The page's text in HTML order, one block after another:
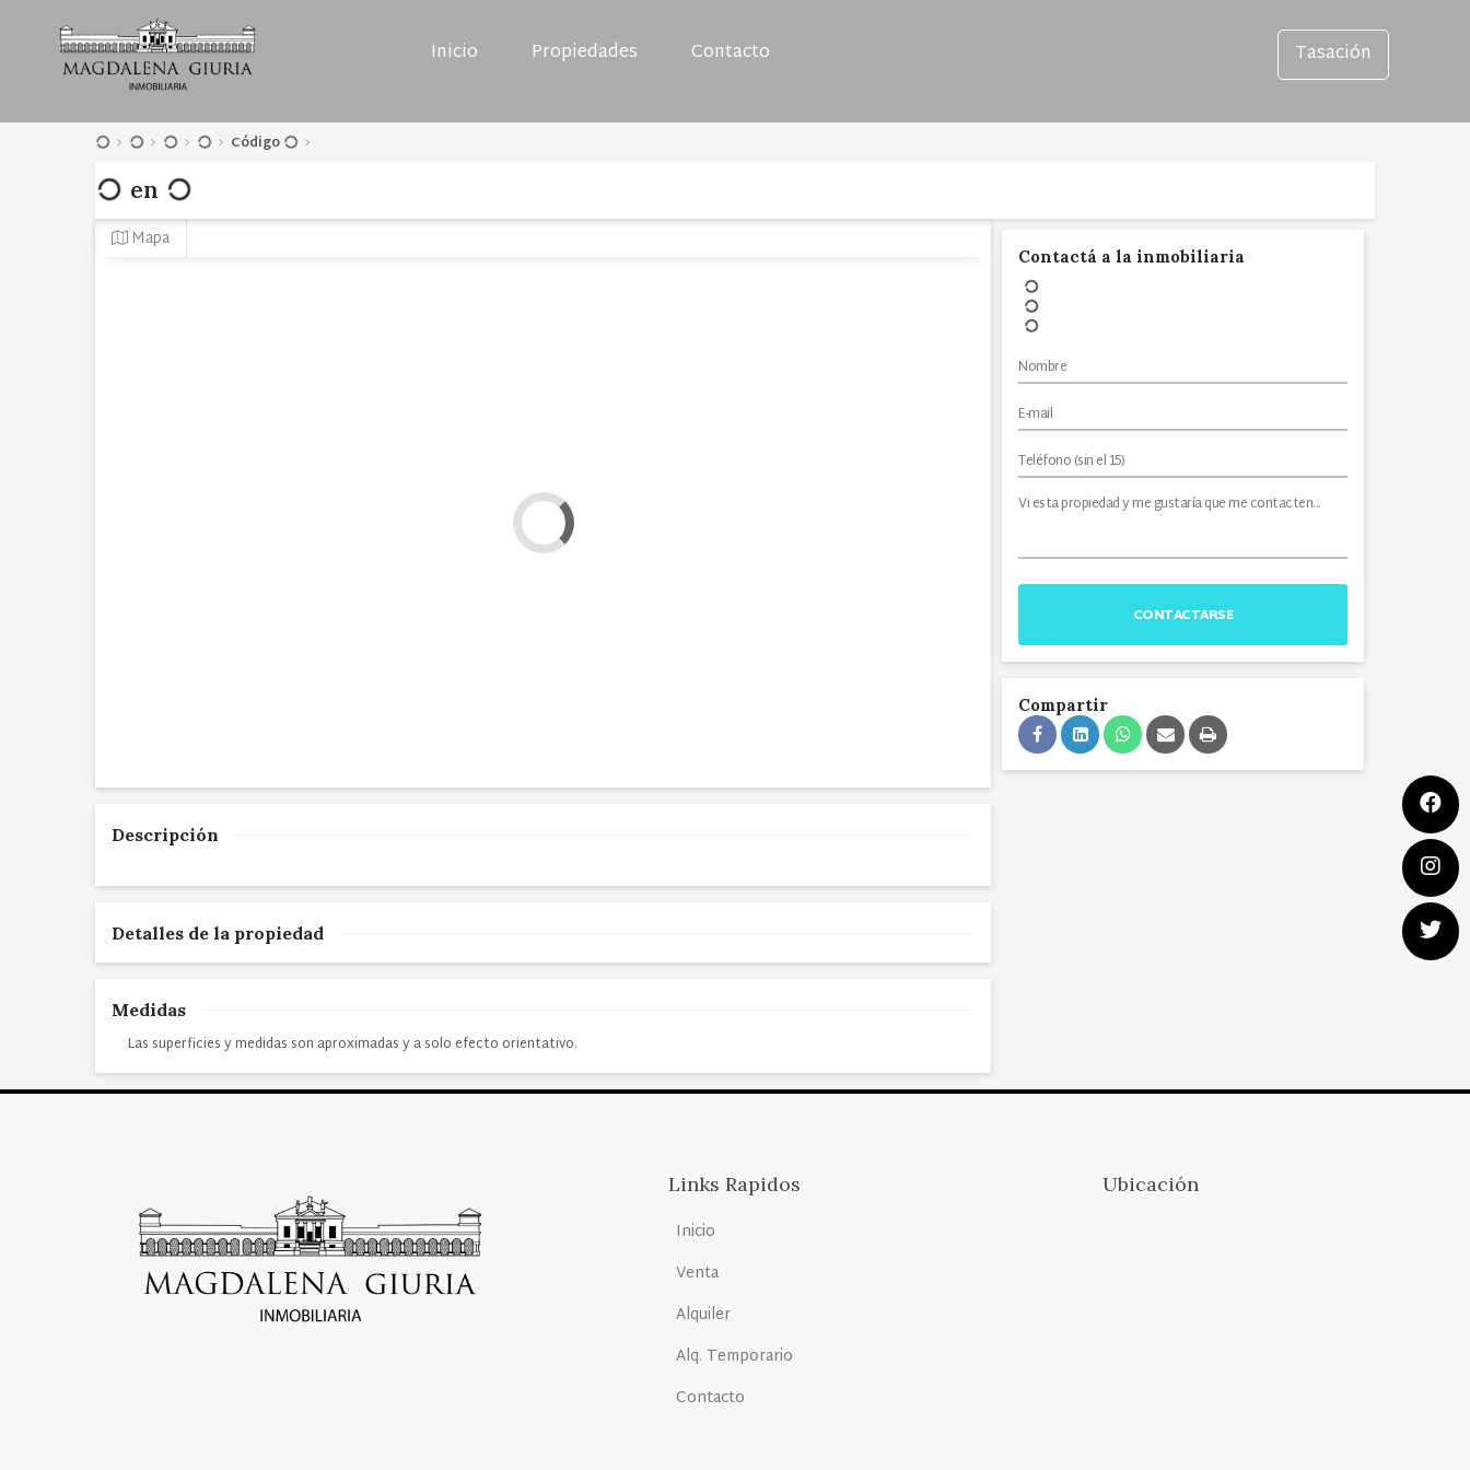
Inicio Propiedades Contacto Tasación
Código
en
Mapa
Descripción
Detalles de la propiedad
Medidas
Las superficies y medidas son aproximadas y a solo efecto orientativo.
Contactá a la inmobiliaria
CONTACTARSE
Compartir
Links Rapidos
Inicio
Venta
Alquiler
Alq. Temporario
Contacto
Ubicación